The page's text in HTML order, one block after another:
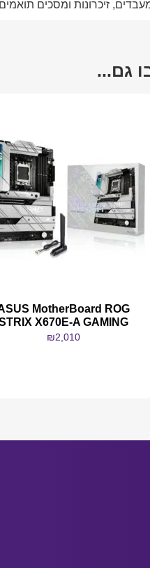
זיכרונות ומסכים
גם...
MotherBoard ROG
X670E-A GAMING
₪2,010